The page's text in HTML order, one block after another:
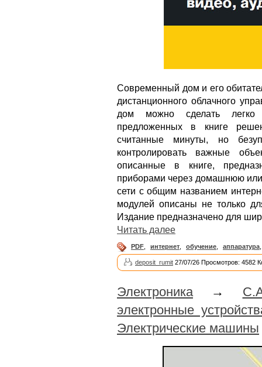
Современный дом и его
дистанционного облачного
дом можно сделать
предложенных в книге
считанные минуты, но
контролировать важные
описанные в книге,
приборами через домашнюю или
сети с общим названием
модулей описаны не только
Издание предназначено для
Читать далее
PDF интернет обучение аппаратура
deposit_rumit 27/07/26 Просмотров: 4582
Электроника →
электронные
Электрические машины